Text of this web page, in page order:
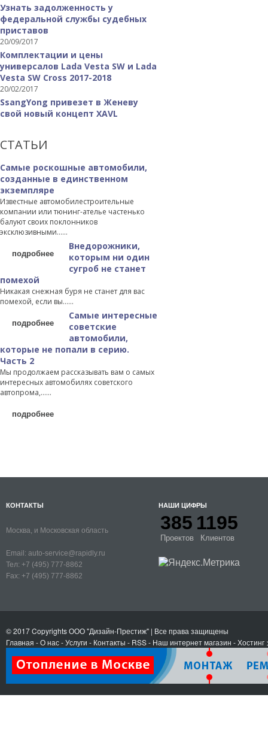
Узнать задолженность у
федеральной службы судебных
приставов
20/09/2017
Комплектации и цены
универсалов Lada Vesta SW и Lada
Vesta SW Cross 2017-2018
20/02/2017
SsangYong привезет в Женеву
свой новый концепт XAVL
СТАТЬИ
Самые роскошные автомобили,
созданные в единственном
экземпляре
Известные автомобилестроительные
компании или тюнинг-ателье частенько
балуют своих поклонников
эксклюзивными…...
подробнее
Внедорожники,
которым ни один
сугроб не станет
помехой
Никакая снежная буря не станет для вас
помехой, если вы…...
подробнее
Самые интересные
советские
автомобили,
которые не попали в серию.
Часть 2
Мы продолжаем рассказывать вам о самых
интересных автомобилях советского
автопрома,…...
подробнее
КОНТАКТЫ
Москва, и Московская область
Email: auto-service@rapidly.ru
Тел: +7 (495) 777-8862
Fax: +7 (495) 777-8862
НАШИ ЦИФРЫ
385
Проектов
1195
Клиентов
© 2017 CopyrightsООО "Дизайн-Престиж" | Все права защищены
Главная -О нас-Услуги - Контакты - RSS- Наш интернет магазин -Хостинг